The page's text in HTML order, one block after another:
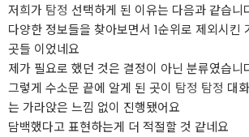
저희가 탐정 선택하게 된 이유는 다음과 같습니
다양한 정보들을 찾아보면서 1순위로 제외시킨
곳들 이었네요
제가 필요로 했던 것은 결정이 아닌 분류였습니
그렇게 수소문 끝에 알게 된 곳이 탐정 탐정 대
는 가라앉은 느낌 없이 진행됐어요
담백했다고 표현하는게 더 적절할 것 같네요